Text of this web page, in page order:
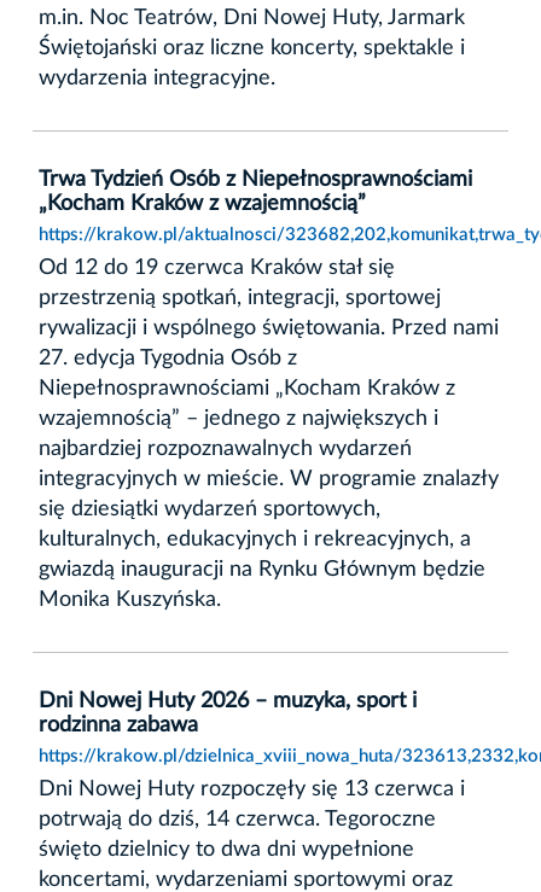
m.in. Noc Teatrów, Dni Nowej Huty, Jarmark
Świętojański oraz liczne koncerty, spektakle i
wydarzenia integracyjne.
Trwa Tydzień Osób z Niepełnosprawnościami
„Kocham Kraków z wzajemnością”
https://krakow.pl/aktualnosci/
Od 12 do 19 czerwca Kraków stał się
przestrzenią spotkań, integracji, sportowej
rywalizacji i wspólnego świętowania. Przed nami
27. edycja Tygodnia Osób z
Niepełnosprawnościami „Kocham Kraków z
wzajemnością” – jednego z największych i
najbardziej rozpoznawalnych wydarzeń
integracyjnych w mieście. W programie znalazły
się dziesiątki wydarzeń sportowych,
kulturalnych, edukacyjnych i rekreacyjnych, a
gwiazdą inauguracji na Rynku Głównym będzie
Monika Kuszyńska.
Dni Nowej Huty 2026 – muzyka, sport i
rodzinna zabawa
https://krakow.pl/dzielnica_xviii_nowa_huta/
Dni Nowej Huty rozpoczęły się 13 czerwca i
potrwają do dziś, 14 czerwca. Tegoroczne
święto dzielnicy to dwa dni wypełnione
koncertami, wydarzeniami sportowymi oraz